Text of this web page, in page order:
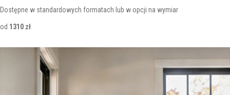
Dostępne w standardowych formatach lub w opcji na wymiar
od 1310 zł